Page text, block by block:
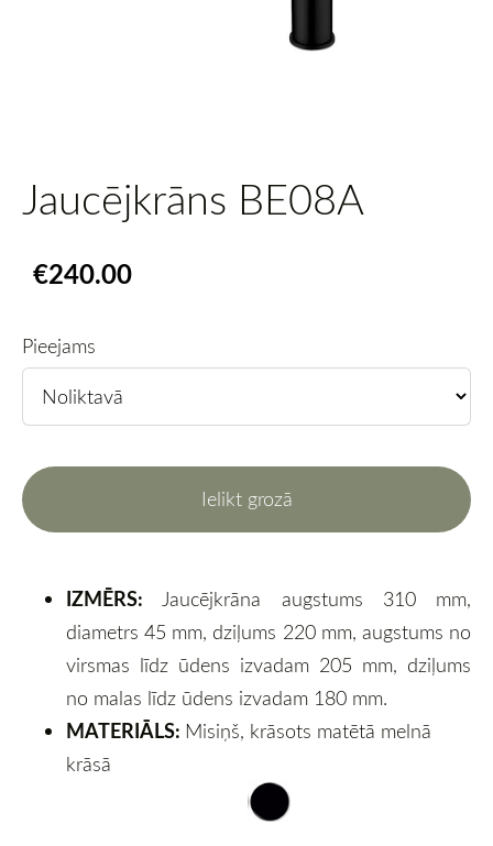
Jaucējkrāns BE08A
€240.00
Pieejams
Ielikt grozā
IZMĒRS: Jaucējkrāna augstums 310 mm,
diametrs 45 mm, dziļums 220 mm, augstums no
virsmas līdz ūdens izvadam 205 mm, dziļums
no malas līdz ūdens izvadam 180 mm.
MATERIĀLS: Misiņš, krāsots matētā melnā
krāsā